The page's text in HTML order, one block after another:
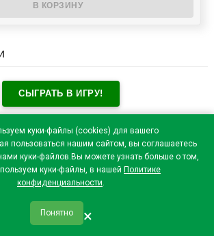
куки-файлы (cookies) для вашего
пользоваться нашим сайтом, вы соглашаетесь
куки-файлов.Вы можете узнать больше о том,
куки-файлы, в нашей Политике
конфиденциальности.
Понятно ×
СЫГРАТЬ В ИГРУ!
qr_code